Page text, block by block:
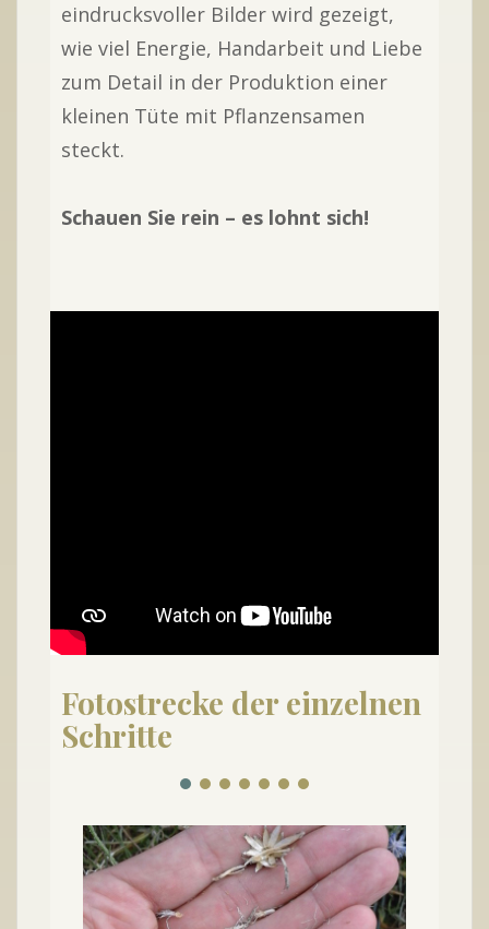
eindrucksvoller Bilder wird gezeigt,
wie viel Energie, Handarbeit und Liebe
zum Detail in der Produktion einer
kleinen Tüte mit Pflanzensamen
steckt.
Schauen Sie rein – es lohnt sich!
Fotostrecke der einzelnen
Schritte